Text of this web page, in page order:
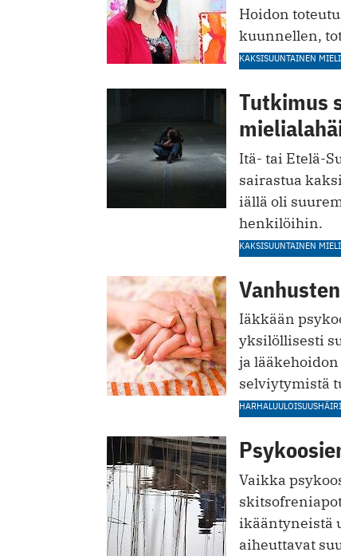
Hoidon
kuunnellen,
KAKSISUUNTAINEN
Tutkimus
Itä- tai Etelä-
sairastua
iällä oli
henkilöihin.
KAKSISUUNTAINEN
Iäkkään
yksilöllisesti
ja
selviytymistä
Vaikka
ikääntyneistä
aiheuttavat